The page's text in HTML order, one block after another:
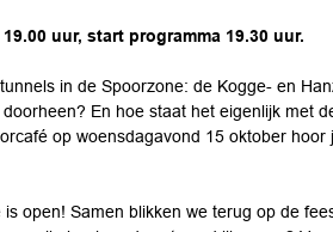
uur, start programma 19.30 uur.
in de Spoorzone: de Kogge- en
En hoe staat het eigenlijk met
op woensdagavond 15 oktober hoor
is open! Samen blikken we terug op de